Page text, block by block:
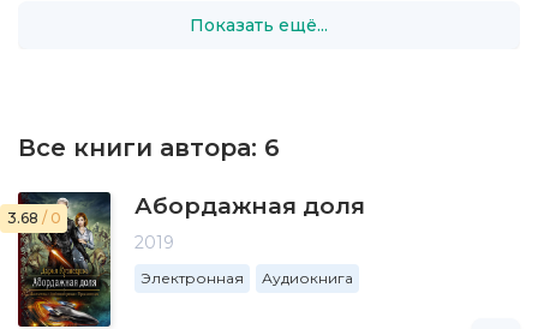
Показать ещё...
Все книги автора: 6
3.68 / 0 Абордажная доля
2019
Электронная Аудиокнига